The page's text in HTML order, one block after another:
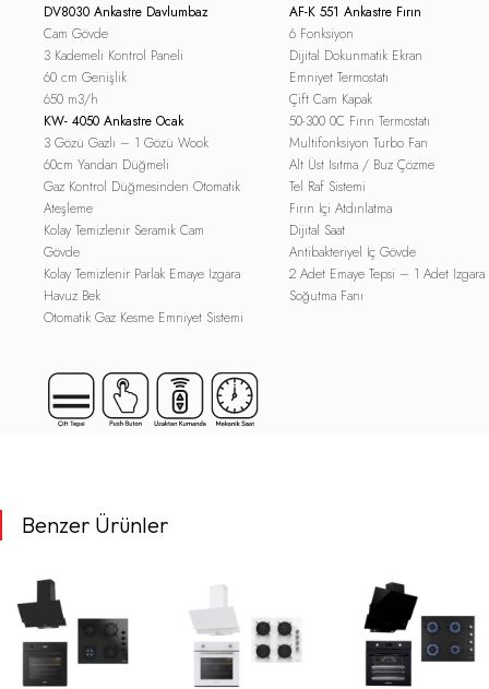
DV8030 Ankastre Davlumbaz
Cam Gövde
3 Kademeli Kontrol Paneli
60 cm Genişlik
650 m3/h
KW- 4050 Ankastre Ocak
3 Gözü Gazlı – 1 Gözü Wook
60cm Yandan Düğmeli
Gaz Kontrol Düğmesinden Otomatik
Ateşleme
Kolay Temizlenir Seramik Cam
Gövde
Kolay Temizlenir Parlak Emaye Izgara
Havuz Bek
Otomatik Gaz Kesme Emniyet Sistemi
AF-K 551 Ankastre Fırın
6 Fonksiyon
Dijital Dokunmatik Ekran
Emniyet Termostatı
Çift Cam Kapak
50-300 0C Fırın Termostatı
Multifonksiyon Turbo Fan
Alt Üst Isıtma / Buz Çözme
Tel Raf Sistemi
Fırın İçi Atdınlatma
Dijital Saat
Antibakteriyel İç Gövde
2 Adet Emaye Tepsi – 1 Adet Izgara
Soğutma Fanı
Benzer Ürünler